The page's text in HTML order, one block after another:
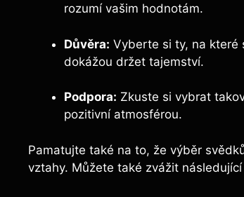
rozumí vašim hodnotám.
Důvěra: Vyberte si ty, na které
dokážou držet tajemství.
Podpora: Zkuste si vybrat
pozitivní atmosférou.
Pamatujte také na to, že výběr
vztahy. Můžete také zvážit